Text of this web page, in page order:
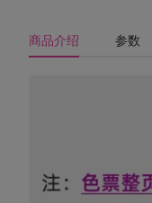
商品介绍 参数